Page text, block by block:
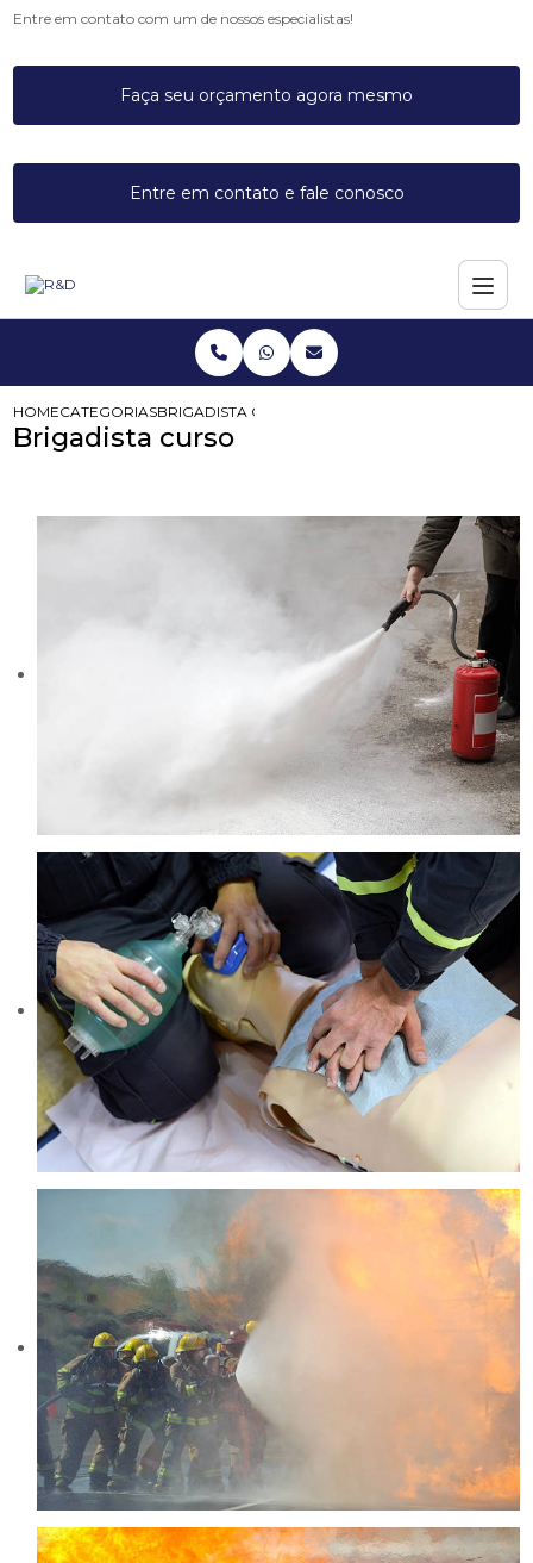
Entre em contato com um de nossos especialistas!
Faça seu orçamento agora mesmo
Entre em contato e fale conosco
HOMECATEGORIASBRIGADISTA CURSO
Brigadista curso